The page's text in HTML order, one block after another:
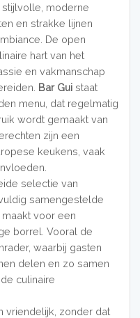
moderne
en strakke lijnen
De open
hart van het
en vakmanschap
Bar Guistaat
menu, dat regelmatig
wordt gemaakt van
zijn een
keukens, vaak
selectie van
samengestelde
voor een
borrel. Vooral de
waarbij gasten
delen en zo samen
culinaire
vriendelijk, zonder dat